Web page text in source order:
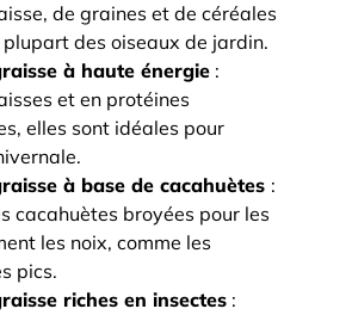
de graines et de céréales
des oiseaux de jardin.
à haute énergie :
et en protéines
elles sont idéales pour
à base de cacahuètes :
cacahuètes broyées pour les
les noix, comme les
pics.
riches en insectes :